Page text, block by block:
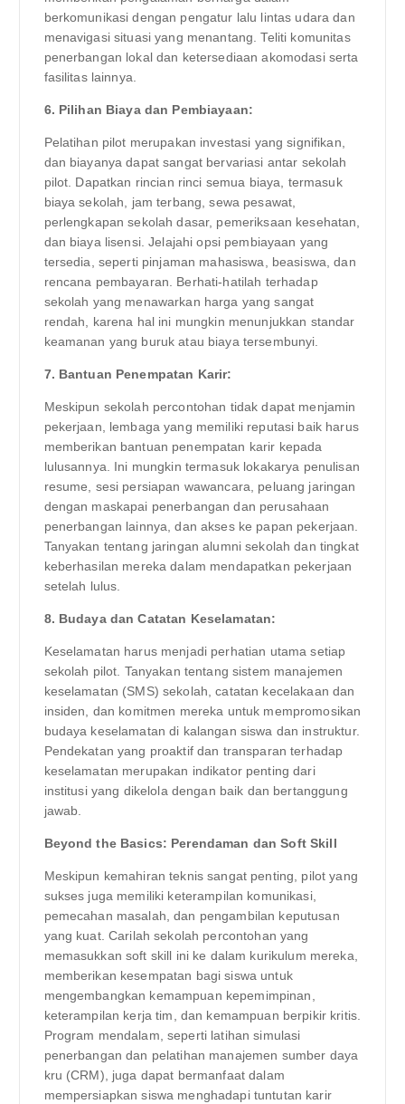
berkomunikasi dengan pengatur lalu lintas udara dan
menavigasi situasi yang menantang. Teliti komunitas
penerbangan lokal dan ketersediaan akomodasi serta
fasilitas lainnya.
6. Pilihan Biaya dan Pembiayaan:
Pelatihan pilot merupakan investasi yang signifikan,
dan biayanya dapat sangat bervariasi antar sekolah
pilot. Dapatkan rincian rinci semua biaya, termasuk
biaya sekolah, jam terbang, sewa pesawat,
perlengkapan sekolah dasar, pemeriksaan kesehatan,
dan biaya lisensi. Jelajahi opsi pembiayaan yang
tersedia, seperti pinjaman mahasiswa, beasiswa, dan
rencana pembayaran. Berhati-hatilah terhadap
sekolah yang menawarkan harga yang sangat
rendah, karena hal ini mungkin menunjukkan standar
keamanan yang buruk atau biaya tersembunyi.
7. Bantuan Penempatan Karir:
Meskipun sekolah percontohan tidak dapat menjamin
pekerjaan, lembaga yang memiliki reputasi baik harus
memberikan bantuan penempatan karir kepada
lulusannya. Ini mungkin termasuk lokakarya penulisan
resume, sesi persiapan wawancara, peluang jaringan
dengan maskapai penerbangan dan perusahaan
penerbangan lainnya, dan akses ke papan pekerjaan.
Tanyakan tentang jaringan alumni sekolah dan tingkat
keberhasilan mereka dalam mendapatkan pekerjaan
setelah lulus.
8. Budaya dan Catatan Keselamatan:
Keselamatan harus menjadi perhatian utama setiap
sekolah pilot. Tanyakan tentang sistem manajemen
keselamatan (SMS) sekolah, catatan kecelakaan dan
insiden, dan komitmen mereka untuk mempromosikan
budaya keselamatan di kalangan siswa dan instruktur.
Pendekatan yang proaktif dan transparan terhadap
keselamatan merupakan indikator penting dari
institusi yang dikelola dengan baik dan bertanggung
jawab.
Beyond the Basics: Perendaman dan Soft Skill
Meskipun kemahiran teknis sangat penting, pilot yang
sukses juga memiliki keterampilan komunikasi,
pemecahan masalah, dan pengambilan keputusan
yang kuat. Carilah sekolah percontohan yang
memasukkan soft skill ini ke dalam kurikulum mereka,
memberikan kesempatan bagi siswa untuk
mengembangkan kemampuan kepemimpinan,
keterampilan kerja tim, dan kemampuan berpikir kritis.
Program mendalam, seperti latihan simulasi
penerbangan dan pelatihan manajemen sumber daya
kru (CRM), juga dapat bermanfaat dalam
mempersiapkan siswa menghadapi tuntutan karir